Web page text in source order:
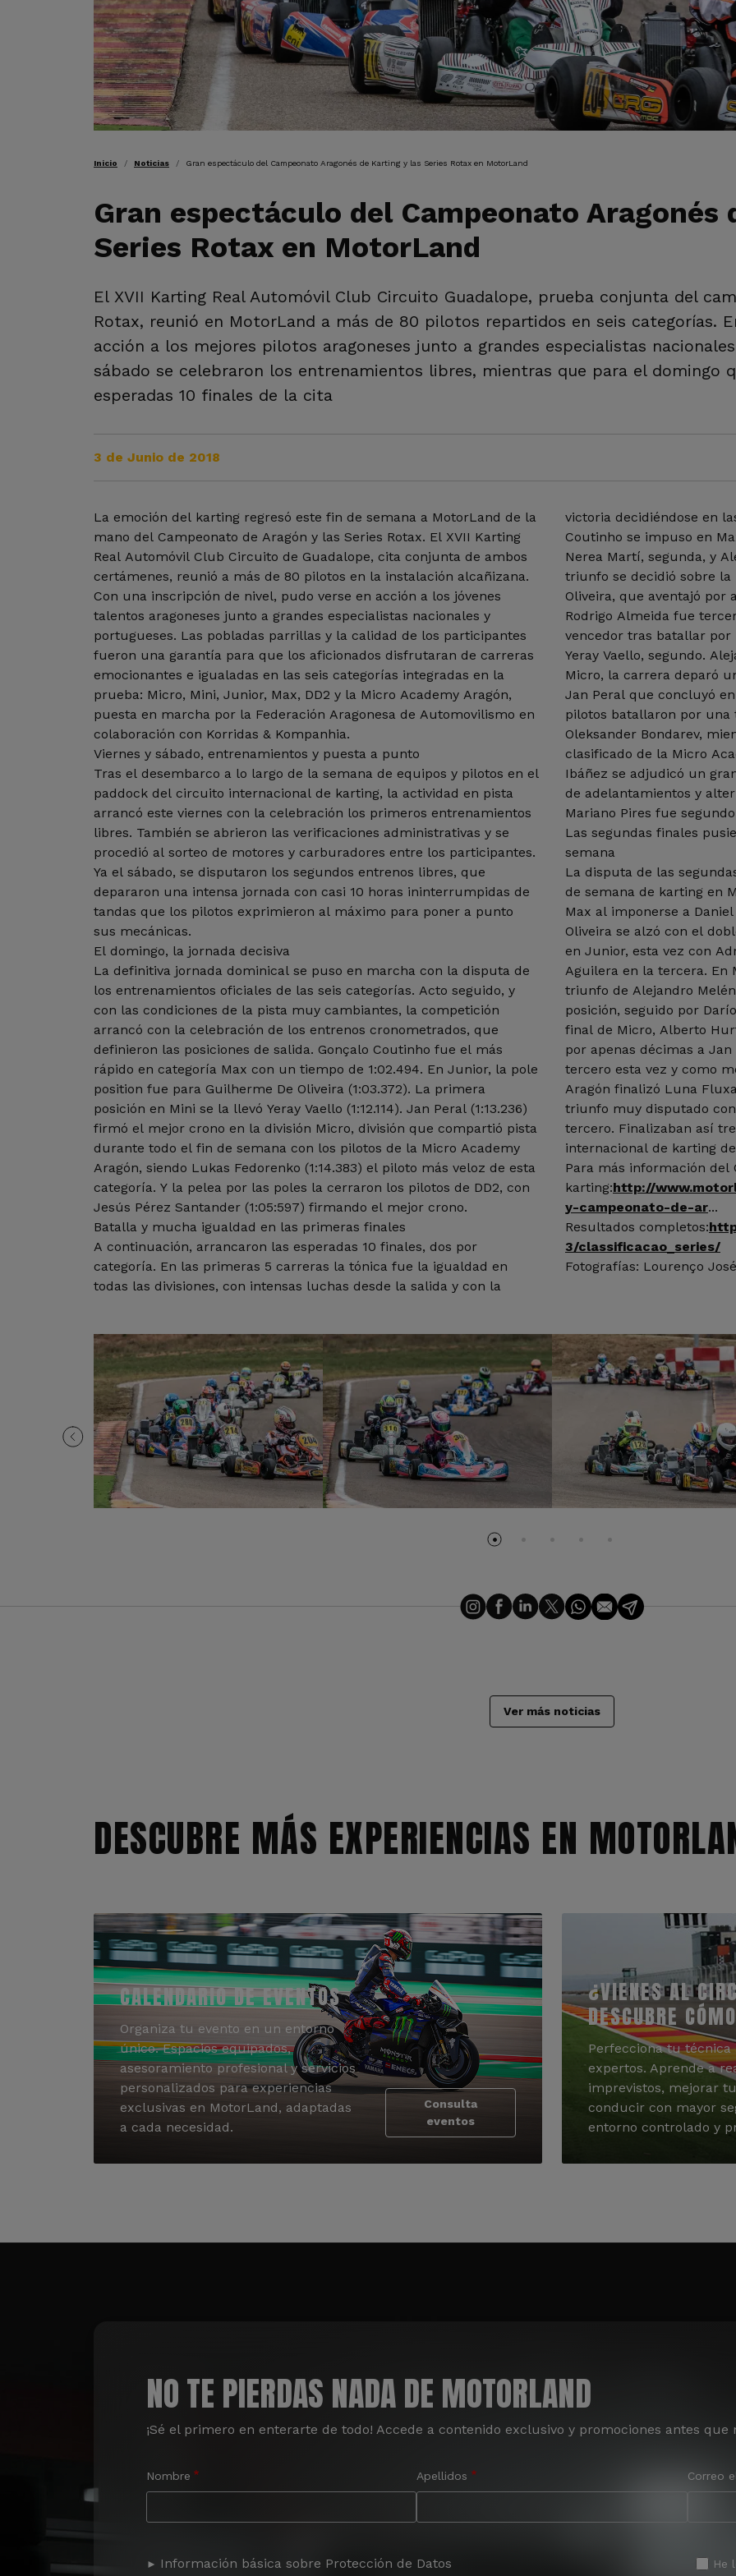
RUTA DE NAVEGACIÓN
Inicio Noticias Gran espectáculo del Campeonato Aragonés de Karting y las Series Rotax en MotorLand
Gran espectáculo del Campeonato Aragonés
Series Rotax en MotorLand
El XVII Karting Real Automóvil Club Circuito Guadalope, prueba conjunta del
Rotax, reunió en MotorLand a más de 80 pilotos repartidos en seis categorías.
acción a los mejores pilotos aragoneses junto a grandes especialistas
sábado se celebraron los entrenamientos libres, mientras que para el domingo
esperadas 10 finales de la cita
3 de Junio de 2018
La emoción del karting regresó este fin de semana a MotorLand de la
mano del Campeonato de Aragón y las Series Rotax. El XVII Karting
Real Automóvil Club Circuito de Guadalope, cita conjunta de ambos
certámenes, reunió a más de 80 pilotos en la instalación alcañizana.
Con una inscripción de nivel, pudo verse en acción a los jóvenes
talentos aragoneses junto a grandes especialistas nacionales y
portugueses. Las pobladas parrillas y la calidad de los participantes
fueron una garantía para que los aficionados disfrutaran de carreras
emocionantes e igualadas en las seis categorías integradas en la
prueba: Micro, Mini, Junior, Max, DD2 y la Micro Academy Aragón,
puesta en marcha por la Federación Aragonesa de Automovilismo en
colaboración con Korridas & Kompanhia.
Viernes y sábado, entrenamientos y puesta a punto
Tras el desembarco a lo largo de la semana de equipos y pilotos en el
paddock del circuito internacional de karting, la actividad en pista
arrancó este viernes con la celebración los primeros entrenamientos
libres. También se abrieron las verificaciones administrativas y se
procedió al sorteo de motores y carburadores entre los participantes.
Ya el sábado, se disputaron los segundos entrenos libres, que
depararon una intensa jornada con casi 10 horas ininterrumpidas de
tandas que los pilotos exprimieron al máximo para poner a punto
sus mecánicas.
El domingo, la jornada decisiva
La definitiva jornada dominical se puso en marcha con la disputa de
los entrenamientos oficiales de las seis categorías. Acto seguido, y
con las condiciones de la pista muy cambiantes, la competición
arrancó con la celebración de los entrenos cronometrados, que
definieron las posiciones de salida. Gonçalo Coutinho fue el más
rápido en categoría Max con un tiempo de 1:02.494. En Junior, la pole
position fue para Guilherme De Oliveira (1:03.372). La primera
posición en Mini se la llevó Yeray Vaello (1:12.114). Jan Peral (1:13.236)
firmó el mejor crono en la división Micro, división que compartió pista
durante todo el fin de semana con los pilotos de la Micro Academy
Aragón, siendo Lukas Fedorenko (1:14.383) el piloto más veloz de esta
categoría. Y la pelea por las poles la cerraron los pilotos de DD2, con
Jesús Pérez Santander (1:05:597) firmando el mejor crono.
Batalla y mucha igualdad en las primeras finales
A continuación, arrancaron las esperadas 10 finales, dos por
categoría. En las primeras 5 carreras la tónica fue la igualdad en
todas las divisiones, con intensas luchas desde la salida y con la
victoria decidiéndose en
Coutinho se impuso en
Nerea Martí, segunda, y
triunfo se decidió sobre
Oliveira, que aventajó por
Rodrigo Almeida fue
vencedor tras batallar
Yeray Vaello, segundo.
Micro, la carrera deparó
Jan Peral que concluyó
pilotos batallaron por
Oleksander Bondarev,
clasificado de la Micro
Ibáñez se adjudicó un
de adelantamientos y
Mariano Pires fue
Las segundas finales
semana
La disputa de las
de semana de karting en
Max al imponerse a
Oliveira se alzó con el
en Junior, esta vez con
Aguilera en la tercera. En
triunfo de Alejandro
posición, seguido por
final de Micro, Alberto
por apenas décimas a
tercero esta vez y como
Aragón finalizó Luna
triunfo muy disputado
tercero. Finalizaban así
internacional de karting
Para más información del
karting:http://
y-campeonato-de-ar...
Resultados completos:
3/classificacao_series/
Fotografías: Lourenço José
Ver más noticias
DESCUBRE MÁS EXPERIENCIAS EN
CALENDARIO DE EVENTOS
Organiza tu evento en un entorno
único. Espacios equipados,
asesoramiento profesional y servicios
personalizados para experiencias
exclusivas en MotorLand, adaptadas
a cada necesidad.
Consulta
eventos
¿VIENES AL
DESCUBRE
Perfecciona tu técnica
expertos. Aprende a
imprevistos, mejorar
conducir con mayor
entorno controlado y
NO TE PIERDAS NADA DE MOTORLAND
¡Sé el primero en enterarte de todo! Accede a contenido exclusivo y promociones antes que
Nombre Apellidos Correo
Información básica sobre Protección de Datos He